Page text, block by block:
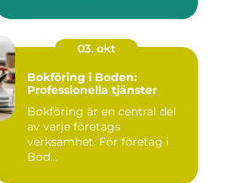
03. okt
Bokföring i Boden:
Professionella tjänster
Bokföring är en central del
av varje företags
verksamhet. För företag i
Bod...